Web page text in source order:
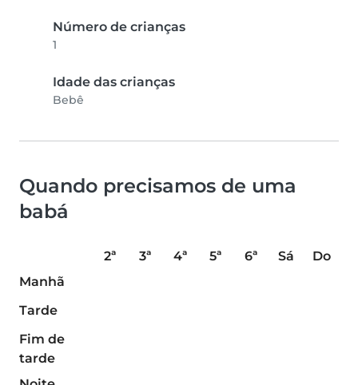
Número de crianças
1
Idade das crianças
Bebê
Quando precisamos de uma
babá
2ª 3ª 4ª 5ª 6ª Sá
Do
Manhã
Tarde
Fim de
tarde